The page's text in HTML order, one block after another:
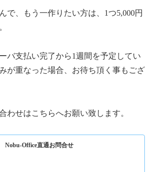
で、もう一作りたい方は、1つ5,000円
バ支払い完了から1週間を予定してい
が重なった場合、お待ち頂く事もござ
わせはこちらへお願い致します。
Nobu-Office直通お問合せ